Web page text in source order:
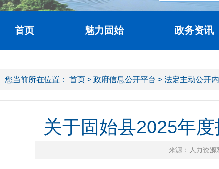
首页 魅力固始 政务资讯
您当前所在位置： 首页 > 政府信息公开平台 > 法定主动公开
关于固始县2025年
来源：人力资源